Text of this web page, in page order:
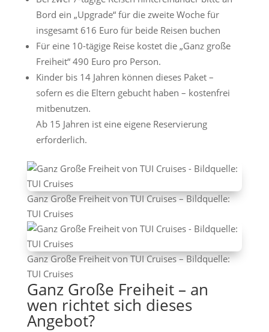
Bord ein „Upgrade“ für die zweite Woche für
insgesamt 616 Euro für beide Reisen buchen
Für eine 10-tägige Reise kostet die „Ganz große
Freiheit“ 490 Euro pro Person.
Kinder bis 14 Jahren können dieses Paket –
sofern es die Eltern gebucht haben – kostenfrei
mitbenutzen.
Ab 15 Jahren ist eine eigene Reservierung
erforderlich.
Ganz Große Freiheit von TUI Cruises – Bildquelle:
TUI Cruises
Ganz Große Freiheit von TUI Cruises – Bildquelle:
TUI Cruises
Ganz Große Freiheit – an
wen richtet sich dieses
Angebot?